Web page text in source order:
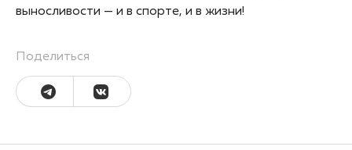
выносливости — и в спорте, и в жизни!
Поделиться